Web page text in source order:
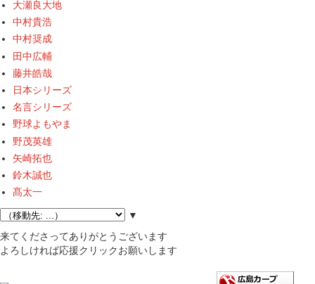
大瀬良大地
中村貴浩
中村奨成
田中広輔
藤井皓哉
日本シリーズ
名言シリーズ
野球よもやま
野茂英雄
矢崎拓也
鈴木誠也
髙太一
▼
来てくださってありがとうございます
よろしければ応援クリックお願いします